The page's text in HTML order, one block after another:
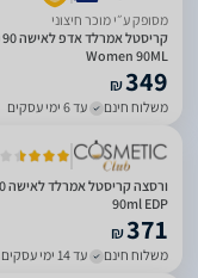
מסופק ע״י מוכר חיצוני
Women 90ML
₪349
משלוח חינם עד 6 ימי עסקים
90ml EDP
₪371
משלוח חינם עד 14 ימי עסקים